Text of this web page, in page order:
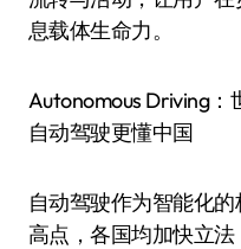
息载体生命力。
Autonomous Driving
自动驾驶更懂中国
自动驾驶作为智能化
高点，各国均加快立